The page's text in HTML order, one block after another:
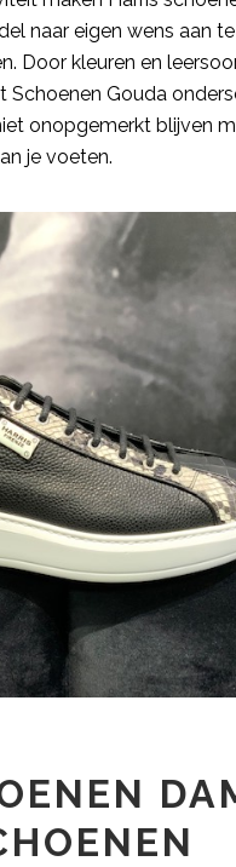
naar eigen wens aan
Door kleuren en
Schoenen Gouda
onopgemerkt blijven
je voeten.